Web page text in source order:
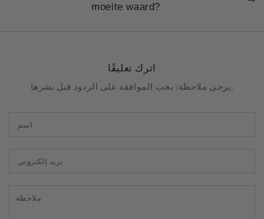
moeite waard?
اترك تعليقًا
يرجى ملاحظة: يجب الموافقة على الردود قبل نشرها.
ملاحظة